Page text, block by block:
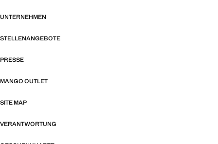
UNTERNEHMEN
STELLENANGEBOTE
PRESSE
MANGO OUTLET
SITE MAP
VERANTWORTUNG